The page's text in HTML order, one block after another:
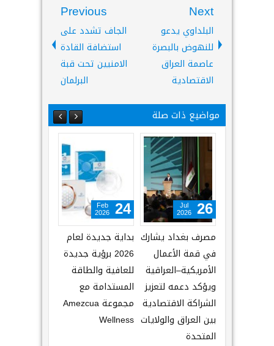
Next
البلداوي يدعو
للنهوض بالبصرة
عاصمة العراق
الاقتصادية
Previous
الجاف تشدد على
استضافة القادة
الامنيين تحت قبة
البرلمان
مواضيع ذات صلة
مصرف بغداد يشارك
في قمة الأعمال
الأمريكية–العراقية
ويؤكد دعمه لتعزيز
الشراكة الاقتصادية
بين العراق والولايات
المتحدة
Jul
2026
بداية جديدة لعام
2026 برؤية جديدة
للعافية والطاقة
المستدامة مع
مجموعة Amezcua
Wellness
24
Feb
2026
المصرف الصناعي
29